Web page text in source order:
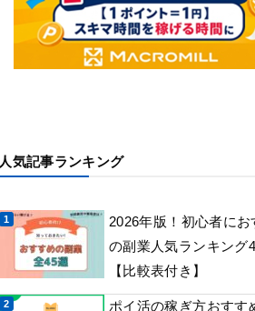
人気記事ランキング
2026年版！初心者にお
の副業人気ランキング
【比較表付き】
ポイ活の稼ぎ方おすす